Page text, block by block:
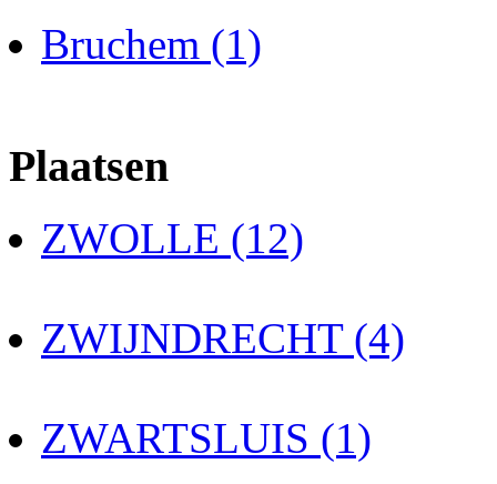
Bruchem (1)
Plaatsen
ZWOLLE (12)
ZWIJNDRECHT (4)
ZWARTSLUIS (1)